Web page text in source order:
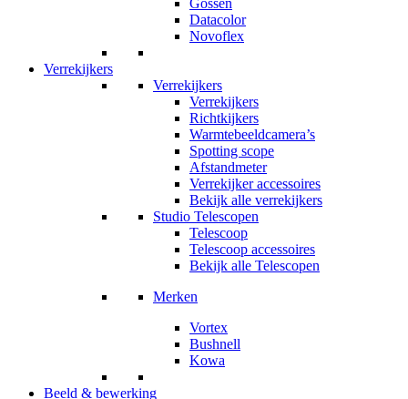
Gossen
Datacolor
Novoflex
Verrekijkers
Verrekijkers
Verrekijkers
Richtkijkers
Warmtebeeldcamera’s
Spotting scope
Afstandmeter
Verrekijker accessoires
Bekijk alle verrekijkers
Studio Telescopen
Telescoop
Telescoop accessoires
Bekijk alle Telescopen
Merken
Vortex
Bushnell
Kowa
Beeld & bewerking